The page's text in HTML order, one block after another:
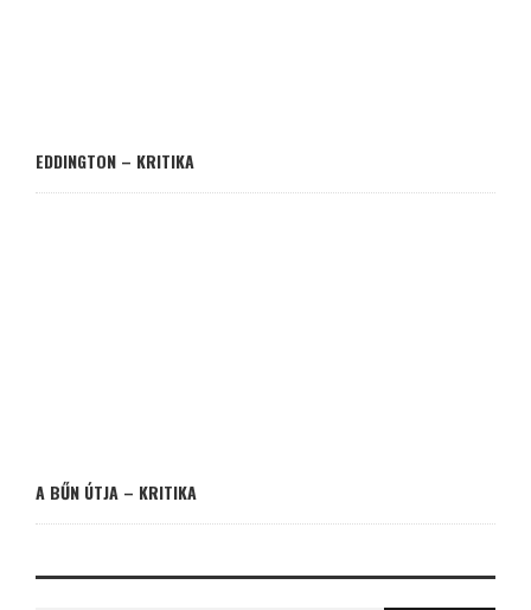
EDDINGTON – KRITIKA
A BŰN ÚTJA – KRITIKA